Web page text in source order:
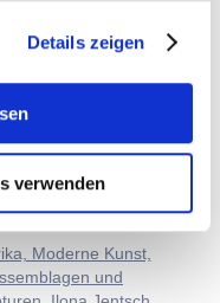
Details zeigen
verwenden